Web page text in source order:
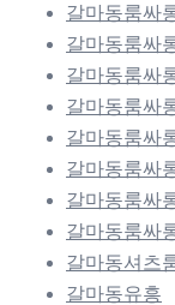
갈마동룸싸
갈마동룸싸
갈마동룸싸
갈마동룸싸
갈마동룸싸
갈마동룸싸
갈마동룸싸
갈마동룸싸
갈마동셔츠
갈마동유흥